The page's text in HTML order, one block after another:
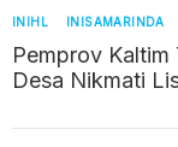
INIHL INISAMARINDA
Pemprov Kaltim
Desa Nikmati